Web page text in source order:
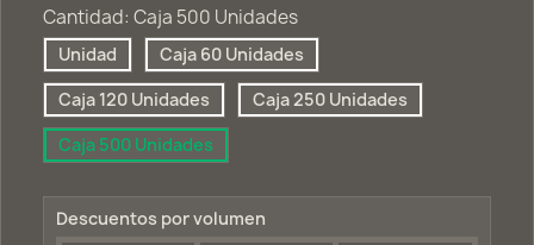
Cantidad: Caja 500 Unidades
Unidad
Caja 60 Unidades
Caja 120 Unidades
Caja 250 Unidades
Caja 500 Unidades
Descuentos por volumen